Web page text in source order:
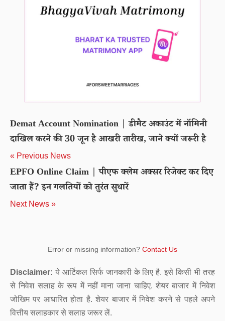
Demat Account Nomination | डीमैट अकाउंट में नॉमिनी
दाखिल करने की 30 जून है आखरी तारीख, जाने क्यों जरूरी है
« Previous News
EPFO Online Claim | पीएफ क्लेम अक्सर रिजेक्ट कर दिए
जाता हैं? इन गलतियों को तुरंत सुधारें
Next News »
Error or missing information? Contact Us
Disclaimer: ये आर्टिकल सिर्फ जानकारी के लिए है. इसे किसी भी तरह
से निवेश सलाह के रूप में नहीं माना जाना चाहिए. शेयर बाजार में निवेश
जोखिम पर आधारित होता है. शेयर बाजार में निवेश करने से पहले अपने
वित्तीय सलाहकार से सलाह जरूर लें.